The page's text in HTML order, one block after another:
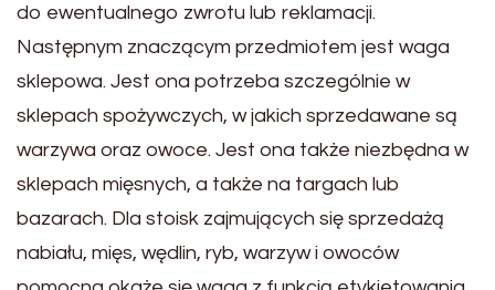
do ewentualnego zwrotu lub reklamacji.
Następnym znaczącym przedmiotem jest waga
sklepowa. Jest ona potrzeba szczególnie w
sklepach spożywczych, w jakich sprzedawane są
warzywa oraz owoce. Jest ona także niezbędna w
sklepach mięsnych, a także na targach lub
bazarach. Dla stoisk zajmujących się sprzedażą
nabiału, mięs, wędlin, ryb, warzyw i owoców